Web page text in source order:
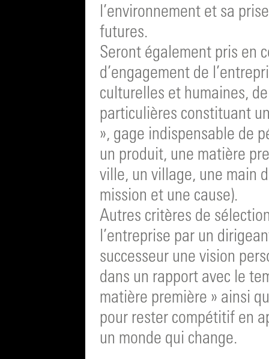
l’environnement et sa
futures.
Seront également pris en
d’engagement de
culturelles et humaines,
particulières constituant
», gage indispensable de
un produit, une matière
ville, un village, une main
mission et une cause).
Autres critères de
l’entreprise par un
successeur une vision
dans un rapport avec le
matière première » ainsi
pour rester compétitif en
un monde qui change.